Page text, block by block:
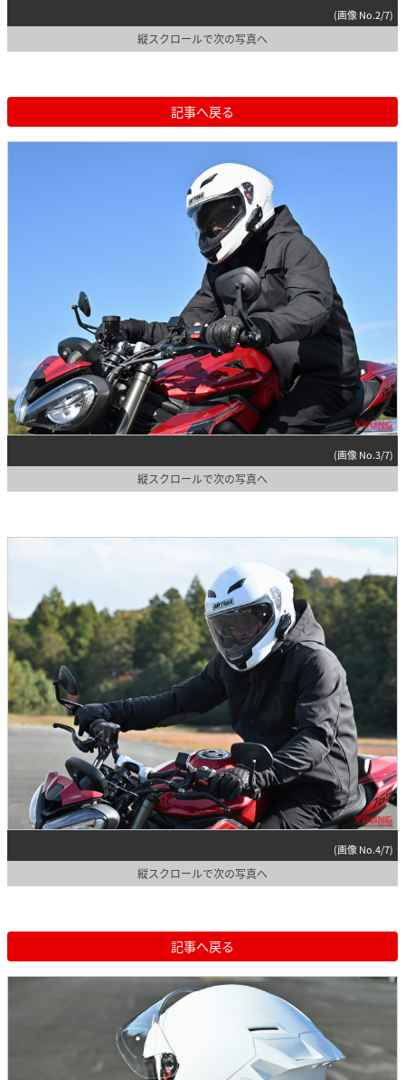
(画像 No.2/7)
縦スクロールで次の写真へ
記事へ戻る
(画像 No.3/7)
縦スクロールで次の写真へ
(画像 No.4/7)
縦スクロールで次の写真へ
記事へ戻る